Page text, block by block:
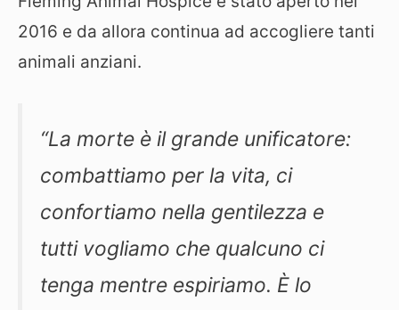
2016 e da allora continua ad accogliere tanti
animali anziani.
“La morte è il grande unificatore:
combattiamo per la vita, ci
confortiamo nella gentilezza e
tutti vogliamo che qualcuno ci
tenga mentre espiriamo. È lo